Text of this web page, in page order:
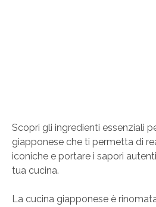
Scopri gli ingredienti essenziali
giapponese che ti permetta di
iconiche e portare i sapori
tua cucina.
La cucina giapponese è